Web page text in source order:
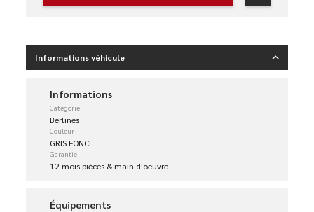
Informations véhicule
Informations
Catégorie
Berlines
Couleur
GRIS FONCE
Garantie
12 mois pièces & main d'oeuvre
Équipements